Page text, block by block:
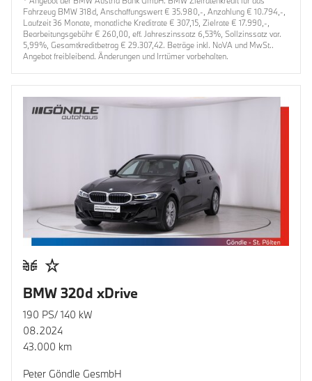
Fahrzeug BMW 318d, Anschaffungswert € 35.980,-, Anzahlung € 10.794,-,
Laufzeit 36 Monate, monatliche Kreditrate € 307,15, Zielrate € 17.990,-,
Bearbeitungsgebühr € 260,00, eff. Jahreszinssatz 6,53%, Sollzinssatz var.
5,99%, Gesamtkreditbetrag € 29.307,42. Beträge inkl. NoVA und MwSt..
Angebot freibleibend. Änderungen und Irrtümer vorbehalten.
BMW 320d xDrive
190 PS/ 140 kW
08.2024
43.000 km
Peter Göndle GesmbH